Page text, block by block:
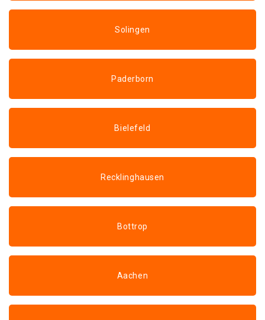
Solingen
Paderborn
Bielefeld
Recklinghausen
Bottrop
Aachen